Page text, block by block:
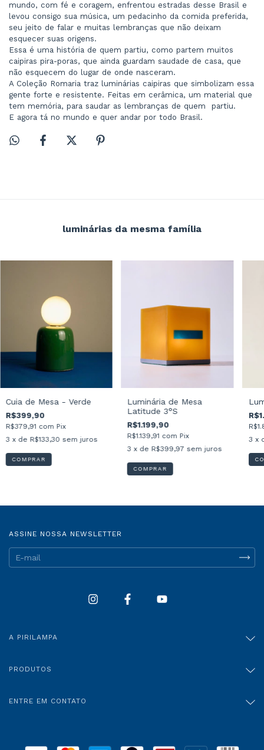
mundo, com fé e coragem, enfrentou estradas desse Brasil e
levou consigo sua música, um pedacinho da comida preferida,
seu jeito de falar e muitas lembranças que não deixam
esquecer suas origens.
Essa é uma história de quem partiu, como partem muitos
caipiras pira-poras, que ainda guardam saudade de casa, que
não esquecem do lugar de onde nasceram.
A Coleção Romaria traz luminárias caipiras que simbolizam essa
gente forte e resistente. Feitas em cerâmica, um material que
tem memória, para saudar as lembranças de quem  partiu.
E agora tá no mundo e quer andar por todo Brasil.
luminárias da mesma família
Cuia de Mesa - Verde
R$399,90
R$379,91 com Pix
3 x de R$133,30 sem juros
COMPRAR
Luminária de Mesa
Latitude 3°S
R$1.199,90
R$1.139,91 com Pix
3 x de R$399,97 sem juros
COMPRAR
3 x
ASSINE NOSSA NEWSLETTER
A PIRILAMPA
PRODUTOS
ENTRE EM CONTATO